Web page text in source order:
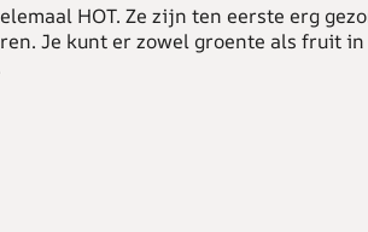
HOT. Ze zijn ten eerste erg
Je kunt er zowel groente als fruit in